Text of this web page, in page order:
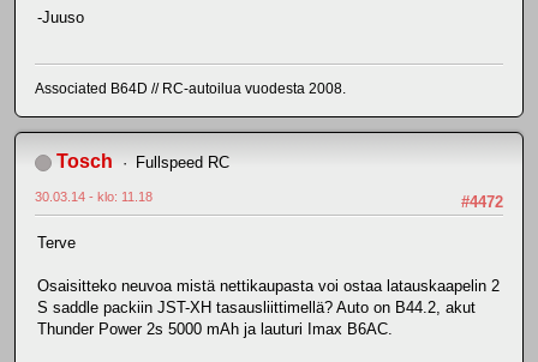
-Juuso
Associated B64D // RC-autoilua vuodesta 2008.
Tosch Fullspeed RC
#4472
30.03.14 - klo: 11.18
Terve
Osaisitteko neuvoa mistä nettikaupasta voi ostaa latauskaapelin 2
S saddle packiin JST-XH tasausliittimellä? Auto on B44.2, akut
Thunder Power 2s 5000 mAh ja lauturi Imax B6AC.